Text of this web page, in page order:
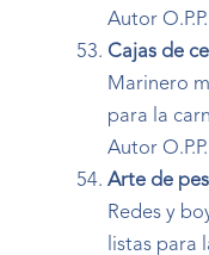
Autor
Cajas de
Marinero
para la
Autor
Arte de
Redes y
listas para